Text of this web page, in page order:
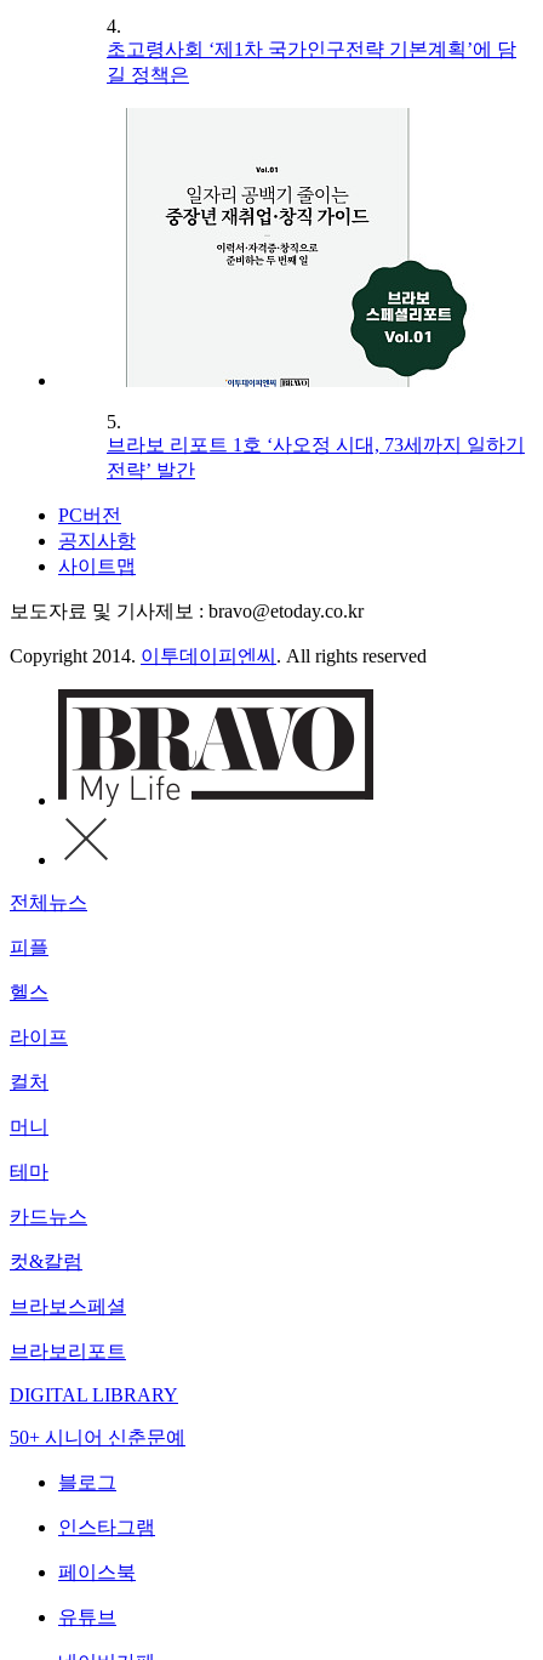
4.
초고령사회 ‘제1차 국가인구전략 기본계획’에 담
길 정책은
5.
브라보 리포트 1호 ‘사오정 시대, 73세까지 일하기
전략’ 발간
PC버전
공지사항
사이트맵
보도자료 및 기사제보 : bravo@etoday.co.kr
Copyright 2014. 이투데이피엔씨 . All rights reserved
전체뉴스
피플
헬스
라이프
컬처
머니
테마
카드뉴스
컷&칼럼
브라보스페셜
브라보리포트
DIGITAL LIBRARY
50+ 시니어 신춘문예
블로그
인스타그램
페이스북
유튜브